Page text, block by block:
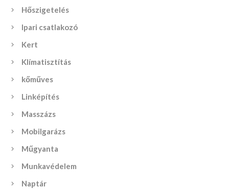
Hőszigetelés
Ipari csatlakozó
Kert
Klímatisztítás
kőműves
Linképítés
Masszázs
Mobilgarázs
Műgyanta
Munkavédelem
Naptár